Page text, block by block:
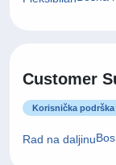
Customer
Korisnička podrška
Rad na daljinu